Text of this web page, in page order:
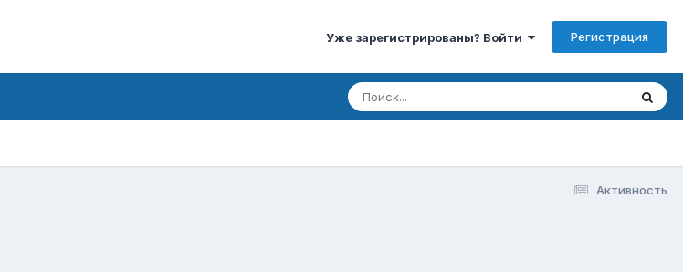
Уже зарегистрированы? Войти Регистрация
Активность